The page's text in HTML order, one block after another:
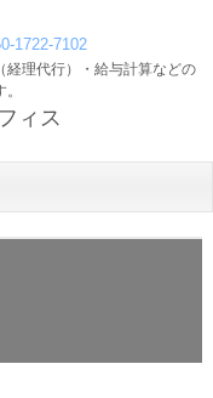
1722-7102
経理代行）・給与計算などの
ィス